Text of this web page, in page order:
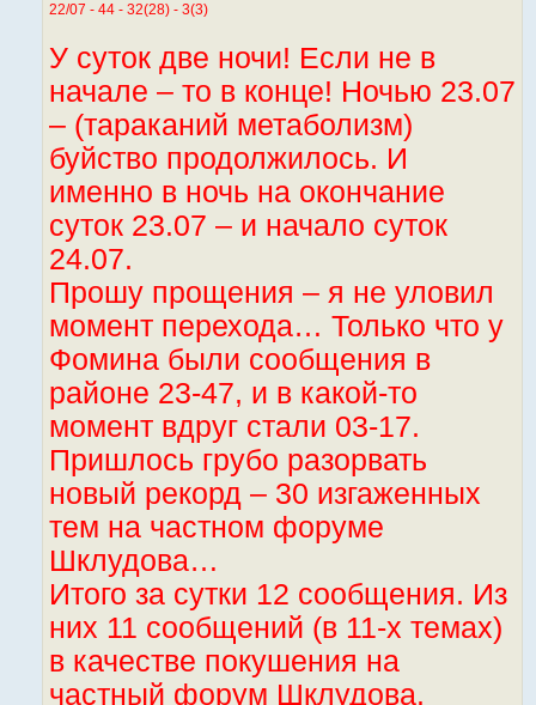
22/07 - 44 - 32(28) - 3(3)
У суток две ночи! Если не в
начале – то в конце! Ночью 23.07
– (тараканий метаболизм)
буйство продолжилось. И
именно в ночь на окончание
суток 23.07 – и начало суток
24.07.
Прошу прощения – я не уловил
момент перехода… Только что у
Фомина были сообщения в
районе 23-47, и в какой-то
момент вдруг стали 03-17.
Пришлось грубо разорвать
новый рекорд – 30 изгаженных
тем на частном форуме
Шклудова…
Итого за сутки 12 сообщения. Из
них 11 сообщений (в 11-х темах)
в качестве покушения на
частный форум Шклудова.